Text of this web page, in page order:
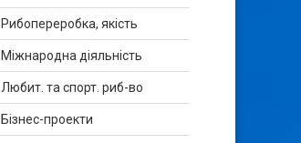
Рибопереробка, якість
Міжнародна діяльність
Любит. та спорт. риб-во
Бізнес-проекти